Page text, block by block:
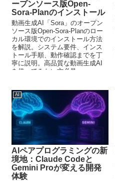
ープンソース版Open-
Sora-Planのインストール
動画生成AI「Sora」のオープン
ソース版Open-Sora-Planのロー
カル環境でのインストール方法
を解説。システム要件、インス
トール手順、動作確認までを丁
寧に説明。高品質な動画生成AI
を使ってみたい方必見。
AI
AIペアプログラミングの新
境地：Claude Codeと
Gemini Proが変える開発
体験